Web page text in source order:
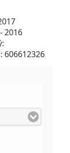
2016
606612326